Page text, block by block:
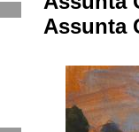
Assunta